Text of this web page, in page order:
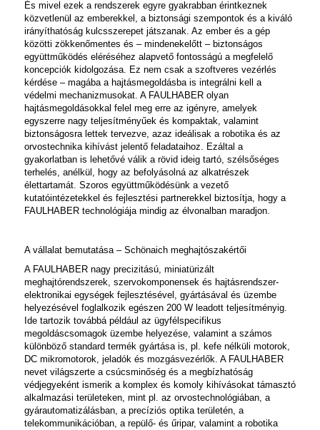
És mivel ezek a rendszerek egyre gyakrabban érintkeznek
közvetlenül az emberekkel, a biztonsági szempontok és a kiváló
irányíthatóság kulcsszerepet játszanak. Az ember és a gép
közötti zökkenőmentes és – mindenekelőtt – biztonságos
együttműködés eléréséhez alapvető fontosságú a megfelelő
koncepciók kidolgozása. Ez nem csak a szoftveres vezérlés
kérdése – magába a hajtásmegoldásba is integrálni kell a
védelmi mechanizmusokat. A FAULHABER olyan
hajtásmegoldásokkal felel meg erre az igényre, amelyek
egyszerre nagy teljesítményűek és kompaktak, valamint
biztonságosra lettek tervezve, azaz ideálisak a robotika és az
orvostechnika kihívást jelentő feladataihoz. Ezáltal a
gyakorlatban is lehetővé válik a rövid ideig tartó, szélsőséges
terhelés, anélkül, hogy az befolyásolná az alkatrészek
élettartamát. Szoros együttműködésünk a vezető
kutatóintézetekkel és fejlesztési partnerekkel biztosítja, hogy a
FAULHABER technológiája mindig az élvonalban maradjon.
A vállalat bemutatása – Schönaich meghajtószakértői
A FAULHABER nagy precizitású, miniatürizált
meghajtórendszerek, szervokomponensek és hajtásrendszer-
elektronikai egységek fejlesztésével, gyártásával és üzembe
helyezésével foglalkozik egészen 200 W leadott teljesítményig.
Ide tartozik továbbá például az ügyfélspecifikus
megoldáscsomagok üzembe helyezése, valamint a számos
különböző standard termék gyártása is, pl. kefe nélküli motorok,
DC mikromotorok, jeladók és mozgásvezérlők. A FAULHABER
nevet világszerte a csúcsminőség és a megbízhatóság
védjegyeként ismerik a komplex és komoly kihívásokat támasztó
alkalmazási területeken, mint pl. az orvostechnológiában, a
gyárautomatizálásban, a precíziós optika területén, a
telekommunikációban, a repülő- és űripar, valamint a robotika